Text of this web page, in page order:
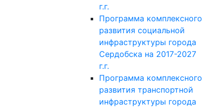
г.г.
Программа комплексного
развития социальной
инфраструктуры города
Сердобска на 2017-2027
г.г.
Программа комплексного
развития транспортной
инфраструктуры города